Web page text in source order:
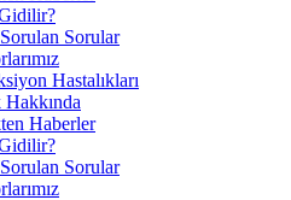
Sorulan Sorular
Hastalıkları
Haberler
Sorulan Sorular